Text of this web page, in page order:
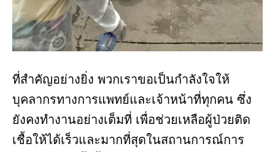
ที่สำคัญอย่างยิ่ง พวกเราขอเป็นกำลังใจให้
บุคลากรทางการแพทย์และเจ้าหน้าที่ทุกคน ซึ่ง
ยังคงทำงานอย่างเต็มที่ เพื่อช่วยเหลือผู้ป่วยติด
เชื้อให้ได้เร็วและมากที่สุดในสถานการณ์การ